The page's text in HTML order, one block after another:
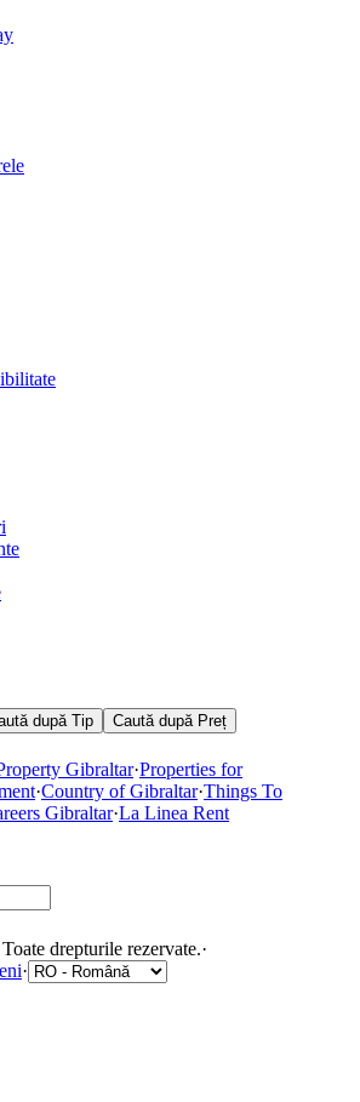
după Tip
Caută după Preț
Gibraltar·Properties for
·Country of Gibraltar·Things To
Gibraltar·La Linea Rent
Toate drepturile rezervate.·
·